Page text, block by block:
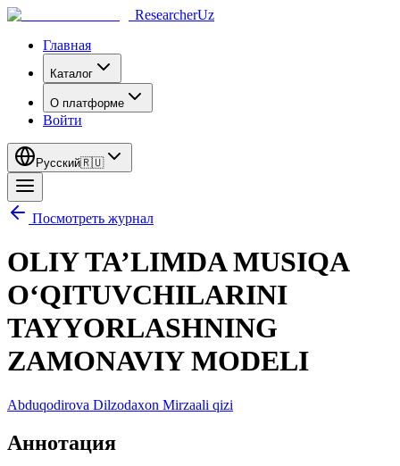
ResearcherUz
Главная
Каталог
О платформе
Войти
Русский🇷🇺
Посмотреть журнал
OLIY TA’LIMDA MUSIQA
O‘QITUVCHILARINI
TAYYORLASHNING
ZAMONAVIY MODELI
Abduqodirova Dilzodaxon Mirzaali qizi
Аннотация